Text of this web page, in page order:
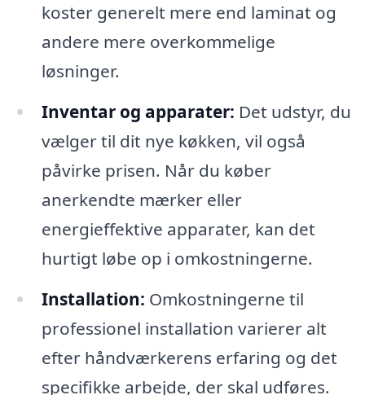
koster generelt mere end laminat og
andere mere overkommelige
løsninger.
Inventar og apparater: Det udstyr, du
vælger til dit nye køkken, vil også
påvirke prisen. Når du køber
anerkendte mærker eller
energieffektive apparater, kan det
hurtigt løbe op i omkostningerne.
Installation: Omkostningerne til
professionel installation varierer alt
efter håndværkerens erfaring og det
specifikke arbejde, der skal udføres.